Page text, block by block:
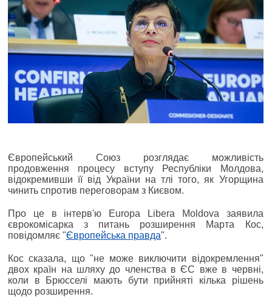
Європейський Союз розглядає можливість
продовження процесу вступу Республіки Молдова,
відокремивши її від України на тлі того, як Угорщина
чинить спротив переговорам з Києвом.
Про це в інтерв'ю Europa Libera Moldova заявила
єврокомісарка з питань розширення Марта Кос,
повідомляє "Європейська правда".
Кос сказала, що "не може виключити відокремлення"
двох країн на шляху до членства в ЄС вже в червні,
коли в Брюсселі мають бути прийняті кілька рішень
щодо розширення.